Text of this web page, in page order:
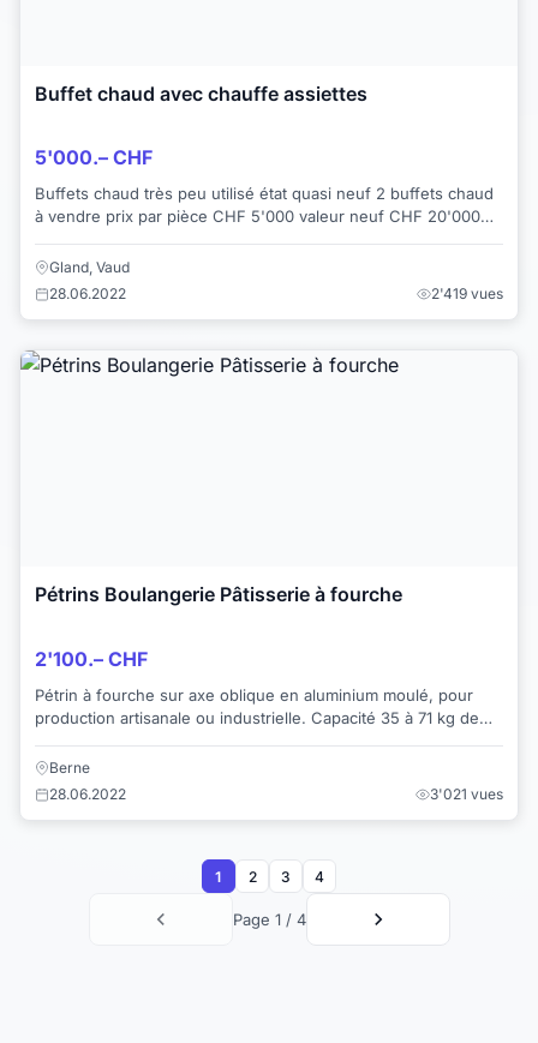
Buffet chaud avec chauffe assiettes
5'000.– CHF
Buffets chaud très peu utilisé état quasi neuf 2 buffets chaud
à vendre prix par pièce CHF 5'000 valeur neuf CHF 20'000
Possibilité de les mettre e...
Gland, Vaud
28.06.2022
2'419 vues
Pétrins Boulangerie Pâtisserie à fourche
2'100.– CHF
Pétrin à fourche sur axe oblique en aluminium moulé, pour
production artisanale ou industrielle. Capacité 35 à 71 kg de
Berne
28.06.2022
3'021 vues
Page 1 / 4
1 2 3 4